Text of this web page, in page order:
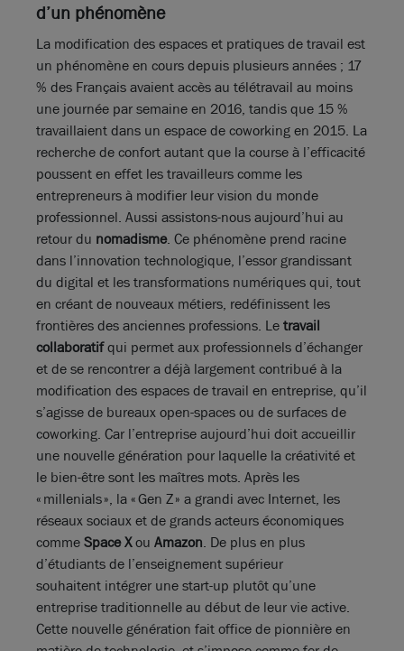
d’un phénomène
La modification des espaces et pratiques de travail est
un phénomène en cours depuis plusieurs années ; 17
% des Français avaient accès au télétravail au moins
une journée par semaine en 2016, tandis que 15 %
travaillaient dans un espace de coworking en 2015. La
recherche de confort autant que la course à l’efficacité
poussent en effet les travailleurs comme les
entrepreneurs à modifier leur vision du monde
professionnel. Aussi assistons-nous aujourd’hui au
retour du nomadisme. Ce phénomène prend racine
dans l’innovation technologique, l’essor grandissant
du digital et les transformations numériques qui, tout
en créant de nouveaux métiers, redéfinissent les
frontières des anciennes professions. Letravail
collaboratifqui permet aux professionnels d’échanger
et de se rencontrer a déjà largement contribué à la
modification des espaces de travail en entreprise, qu’il
s’agisse de bureaux open-spaces ou de surfaces de
coworking. Car l’entreprise aujourd’hui doit accueillir
une nouvelle génération pour laquelle la créativité et
le bien-être sont les maîtres mots. Après les
«millenials», la «Gen Z» a grandi avec Internet, les
réseaux sociaux et de grands acteurs économiques
commeSpaceXou Amazon. De plus en plus
d’étudiants de l’enseignement supérieur
souhaitent intégrer une start-up plutôt qu’une
entreprise traditionnelle au début de leur vie active.
Cette nouvelle génération fait office de pionnière en